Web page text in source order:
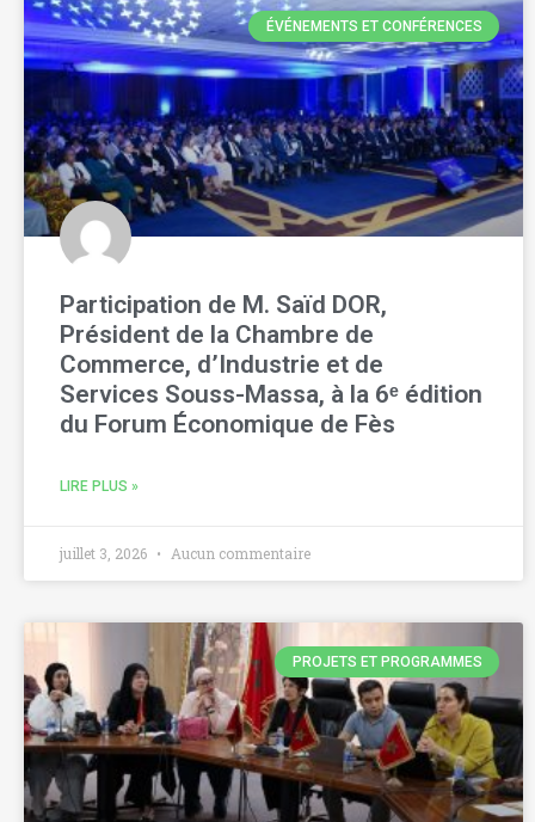
ÉVÉNEMENTS ET CONFÉRENCES
Participation de M. Saïd DOR,
Président de la Chambre de
Commerce, d’Industrie et de
Services Souss-Massa, à la 6ᵉ édition
du Forum Économique de Fès
LIRE PLUS »
juillet 3, 2026 Aucun commentaire
PROJETS ET PROGRAMMES